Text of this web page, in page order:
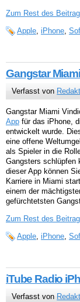
Zum Rest des
Apple, iPhone,
Gangstar
Verfasst von
Gangstar Miami
App für das iPhone,
entwickelt wurde.
eine offene
als Spieler in die
Gangsters schlüpfen
dieser App können
Karriere in Miami
einem der
gefürchtetsten
Zum Rest des
Apple iPhone
iTube Radio
Verfasst von